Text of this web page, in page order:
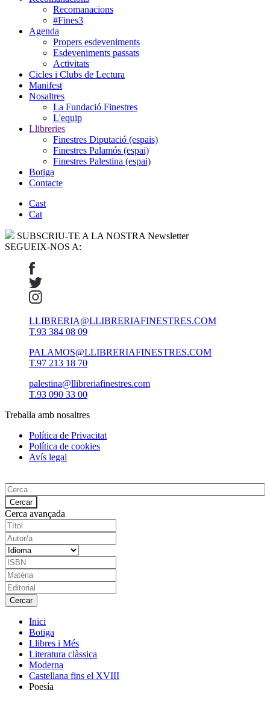
Recomanacions
#Fines3
Agenda
Propers esdeveniments
Esdeveniments passats
Activitats
Cicles i Clubs de Lectura
Manifest
Nosaltres
La Fundació Finestres
L'equip
Llibreries
Finestres Diputació (espais)
Finestres Palamós (espai)
Finestres Palestina (espai)
Botiga
Contacte
Cast
Cat
SUBSCRIU-TE A LA NOSTRA Newsletter
SEGUEIX-NOS A:
LLIBRERIA@LLIBRERIAFINESTRES.COM
T.93 384 08 09
PALAMOS@LLIBRERIAFINESTRES.COM
T.97 213 18 70
palestina@llibreriafinestres.com
T.93 090 33 00
Treballa amb nosaltres
Política de Privacitat
Política de cookies
Avís legal
Cerca avançada
Inici
Botiga
Llibres i Més
Literatura clàssica
Moderna
Castellana fins el XVIII
Poesía